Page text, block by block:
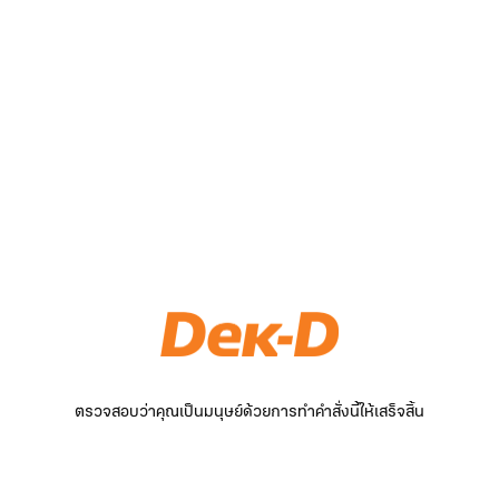
ตรวจสอบว่าคุณเป็นมนุษย์ด้วยการทำคำสั่งนี้ให้เสร็จสิ้น